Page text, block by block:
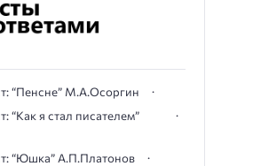
“Пенсне” М.А.Осоргин
“Как я стал писателем”
“Юшка” А.П.Платонов